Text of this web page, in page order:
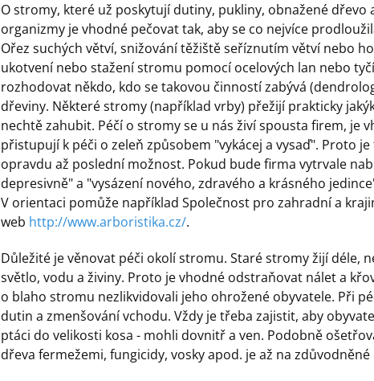
O stromy, které už poskytují dutiny, pukliny, obnažené
organizmy je vhodné pečovat tak, aby se co nejvíce
Ořez suchých větví, snižování těžiště seříznutím větví nebo
ukotvení nebo stažení stromu pomocí ocelových lan nebo
rozhodovat někdo, kdo se takovou činností zabývá
dřeviny. Některé stromy (například vrby) přežijí prakticky
nechtě zahubit. Péčí o stromy se u nás živí spousta firem, je
přistupují k péči o zeleň způsobem "vykácej a vysaď". Proto
opravdu až poslední možnost. Pokud bude firma vytrvale
depresivně" a "vysázení nového, zdravého a krásného
V orientaci pomůže například Společnost pro zahradní a
web http://www.arboristika.cz/.
Důležité je věnovat péči okolí stromu. Staré stromy žijí déle,
světlo, vodu a živiny. Proto je vhodné odstraňovat nálet a
o blaho stromu nezlikvidovali jeho ohrožené obyvatele. Při
dutin a zmenšování vchodu. Vždy je třeba zajistit, aby
ptáci do velikosti kosa - mohli dovnitř a ven. Podobně
dřeva fermežemi, fungicidy, vosky apod. je až na